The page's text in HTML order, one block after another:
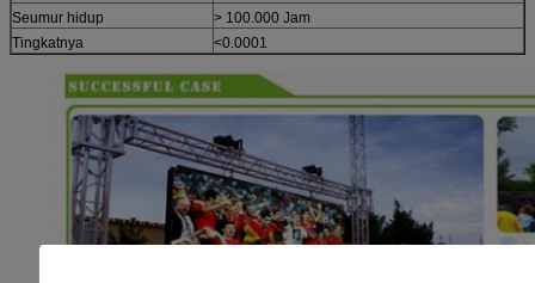
Seumur hidup
> 100.000 Jam
Tingkatnya
<0.0001